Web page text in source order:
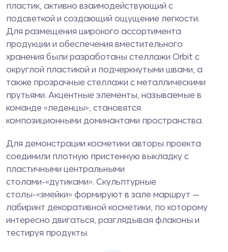
пластик, активно взаимодействующий с
подсветкой и создающий ощущение легкости.
Для размещения широкого ассортимента
продукции и обеспечения вместительного
хранения были разработаны стеллажи Orbit с
округлой пластикой и подчеркнутыми швами, а
также прозрачные стеллажи с металлическими
прутьями. Акцентные элементы, называемые в
команде «леденцы», становятся
композиционными доминантами пространства.
Для демонстрации косметики авторы проекта
соединили плотную пристенную выкладку с
пластичными центральными
столами-«дутиками». Скульптурные
столы-«змейки» формируют в зале маршрут —
лабиринт декоративной косметики, по которому
интересно двигаться, разглядывая флаконы и
тестируя продукты.